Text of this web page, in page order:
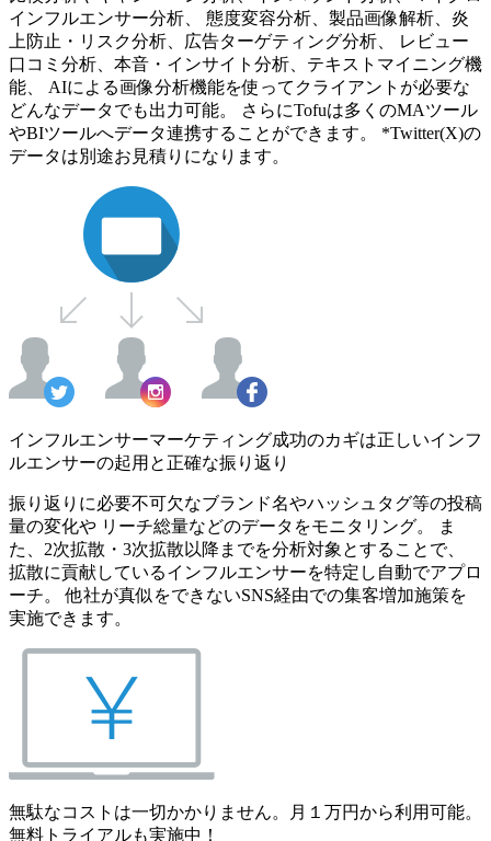
インフルエンサー分析、 態度変容分析、製品画像解析、炎
上防止・リスク分析、広告ターゲティング分析、 レビュー
口コミ分析、本音・インサイト分析、テキストマイニング機
能、 AIによる画像分析機能を使ってクライアントが必要な
どんなデータでも出力可能。 さらにTofuは多くのMAツール
やBIツールへデータ連携することができます。 *Twitter(X)の
データは別途お見積りになります。
インフルエンサーマーケティング成功のカギは正しいインフ
ルエンサーの起用と正確な振り返り
振り返りに必要不可欠なブランド名やハッシュタグ等の投稿
量の変化や リーチ総量などのデータをモニタリング。 ま
た、2次拡散・3次拡散以降までを分析対象とすることで、
拡散に貢献しているインフルエンサーを特定し自動でアプロ
ーチ。 他社が真似をできないSNS経由での集客増加施策を
実施できます。
無駄なコストは一切かかりません。月１万円から利用可能。
無料トライアルも実施中！